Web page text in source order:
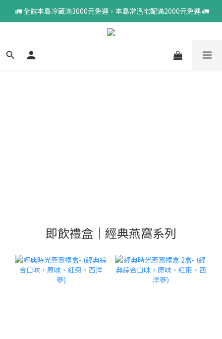
🚛 全館本島冷藏滿3000元免運，本島常溫宅配滿2000元免運 🚛
即飲禮盒｜經典燕窩系列